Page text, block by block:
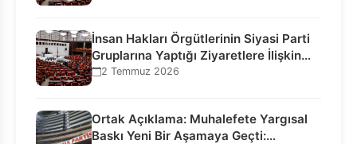
İnsan Hakları Örgütlerinin Siyasi Parti
Gruplarına Yaptığı Ziyaretlere İlişkin
Bilgilendirme…
2 Temmuz 2026
Ortak Açıklama: Muhalefete Yargısal
Baskı Yeni Bir Aşamaya Geçti: